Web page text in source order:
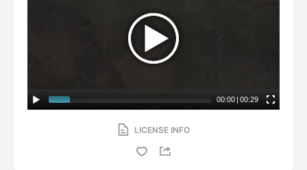
00:00 | 00:29
LICENSE INFO